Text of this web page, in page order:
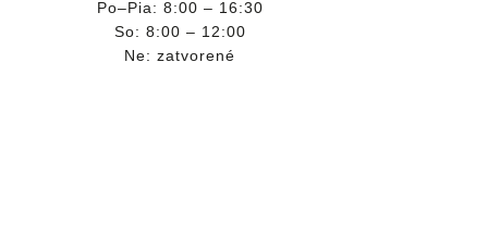
Po–Pia: 8:00 – 16:30
So: 8:00 – 12:00
Ne: zatvorené